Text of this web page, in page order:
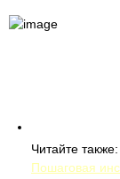
Читайте также:
Пошаговая